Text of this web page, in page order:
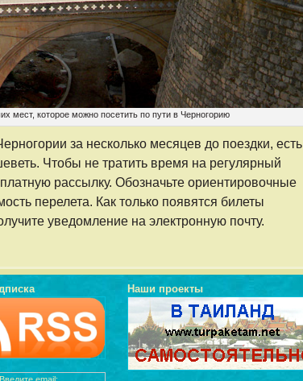
мест, которое можно посетить по пути в Черногорию
за несколько месяцев до поездки, есть
Чтобы не тратить время на регулярный
рассылку. Обозначьте ориентировочные
перелета. Как только появятся билеты
уведомление на электронную почту.
Наши проекты